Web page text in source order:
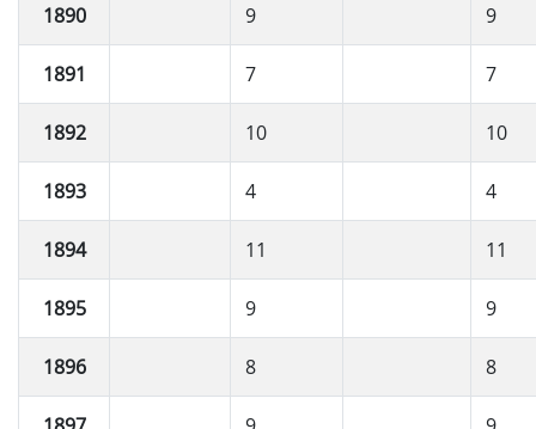
1890 9 9
1891 7 7
1892 10 10
1893 4 4
1894 11 11
1895 9 9
1896 8 8